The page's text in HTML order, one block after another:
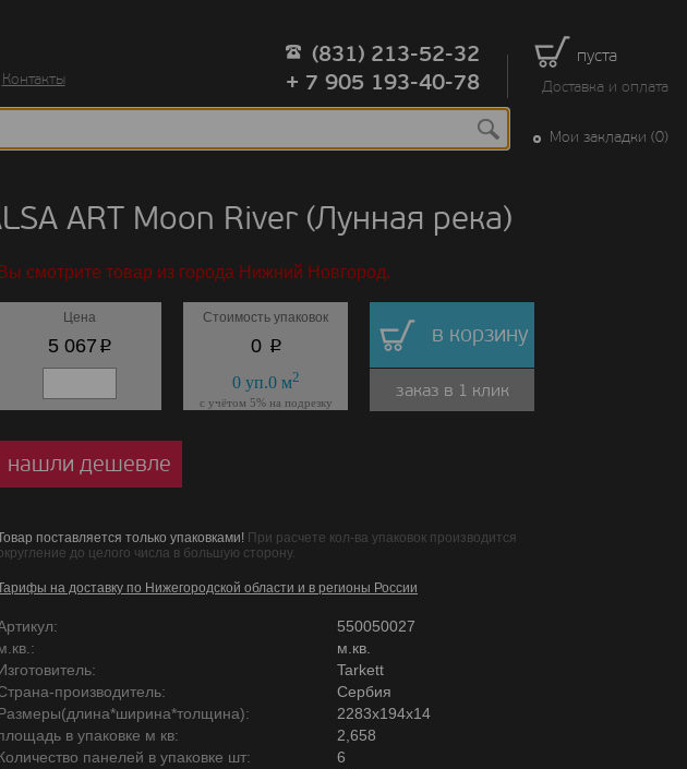
пуста
Доставка и оплата
Контакты
(831) 213-52-32
+ 7 905 193-40-78
Мои закладки (0)
ART Moon River (Лунная река)
Вы смотрите товар из города Нижний Новгород.
Цена
5 067 p
Стоимость упаковок
0 p
0уп.0м2
с учётом 5% на подрезку
в корзину
заказ в 1 клик
нашли дешевле
поставляется только упаковками! При расчете кол-ва упаковок производится
до целого числа в большую сторону.
на доставку по Нижегородской области и в регионы России
550050027
м.кв.
Tarkett
производитель:
Сербия
2283х194х14
в упаковке м кв:
2,658
панелей в упаковке шт:
6